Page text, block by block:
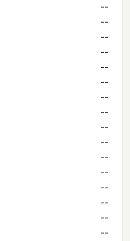
--
--
--
--
--
--
--
--
--
--
--
--
--
--
--
--